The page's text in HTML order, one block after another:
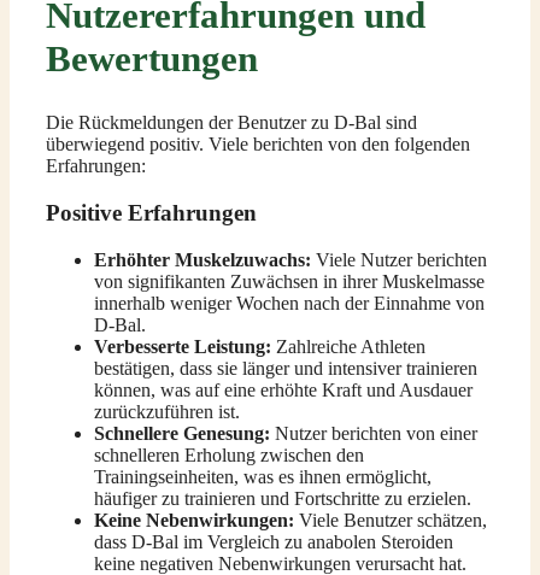
Nutzererfahrungen und
Bewertungen
Die Rückmeldungen der Benutzer zu D-Bal sind
überwiegend positiv. Viele berichten von den folgenden
Erfahrungen:
Positive Erfahrungen
Erhöhter Muskelzuwachs: Viele Nutzer berichten
von signifikanten Zuwächsen in ihrer Muskelmasse
innerhalb weniger Wochen nach der Einnahme von
D-Bal.
Verbesserte Leistung: Zahlreiche Athleten
bestätigen, dass sie länger und intensiver trainieren
können, was auf eine erhöhte Kraft und Ausdauer
zurückzuführen ist.
Schnellere Genesung: Nutzer berichten von einer
schnelleren Erholung zwischen den
Trainingseinheiten, was es ihnen ermöglicht,
häufiger zu trainieren und Fortschritte zu erzielen.
Keine Nebenwirkungen: Viele Benutzer schätzen,
dass D-Bal im Vergleich zu anabolen Steroiden
keine negativen Nebenwirkungen verursacht hat.